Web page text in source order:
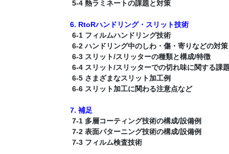
5-4 熱ラミネートの課題と対策
6. RtoRハンドリング・スリット技術
6-1 フィルムハンドリング技術
6-2 ハンドリング中のしわ・傷・寄りなどの対策
6-3 スリット/スリッターの種類と構成/特徴
6-4 スリット/スリッターでの切れ味に関する課
6-5 さまざまなスリット加工例
6-6 スリット加工に関わる注意点など
7. 補足
7-1 多層コーティング技術の構成/設備例
7-2 表面パターニング技術の構成/設備例
7-3 フィルム検査技術